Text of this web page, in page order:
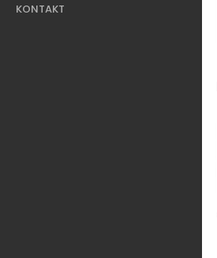
KONTAKT